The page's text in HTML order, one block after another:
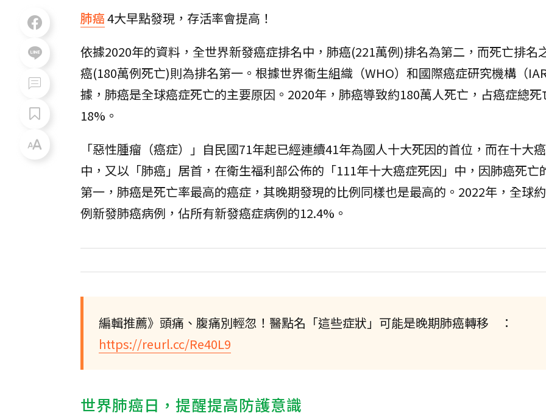
肺癌4大早點發現，存活率會提高！
依據2020年的資料，全世界新發癌症排名中，肺癌(221萬例)排名為第二，而死亡排名
癌(180萬例死亡)則為排名第一。根據世界衞生組織（WHO）和國際癌症研究機構（
據，肺癌是全球癌症死亡的主要原因。2020年，肺癌導致約180萬人死亡，占癌症總死
18%。
「惡性腫瘤（癌症）」自民國71年起已經連續41年為國人十大死因的首位，而在十大
中，又以「肺癌」居首，在衛生福利部公佈的「111年十大癌症死因」中，因肺癌死亡
第一，肺癌是死亡率最高的癌症，其晚期發現的比例同樣也是最高的。2022年，全球
例新發肺癌病例，佔所有新發癌症病例的12.4%。
編輯推薦》頭痛、腹痛別輕忽！醫點名「這些症狀」可能是晚期肺癌轉移 ：
https://reurl.cc/Re40L9
世界肺癌日，提醒提高防護意識